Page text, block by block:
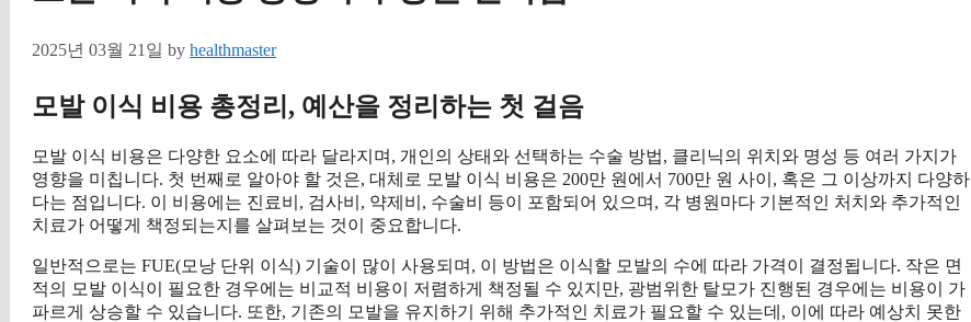
2025년 03월 21일 by healthmaster
모발 이식 비용 총정리, 예산을 정리하는 첫 걸음
모발 이식 비용은 다양한 요소에 따라 달라지며, 개인의 상태와 선택하는 수술 방법, 클리닉의 위치와 명성 등 여러 가지가
영향을 미칩니다. 첫 번째로 알아야 할 것은, 대체로 모발 이식 비용은 200만 원에서 700만 원 사이, 혹은 그 이상까지 다양하
다는 점입니다. 이 비용에는 진료비, 검사비, 약제비, 수술비 등이 포함되어 있으며, 각 병원마다 기본적인 처치와 추가적인
치료가 어떻게 책정되는지를 살펴보는 것이 중요합니다.
일반적으로는 FUE(모낭 단위 이식) 기술이 많이 사용되며, 이 방법은 이식할 모발의 수에 따라 가격이 결정됩니다. 작은 면
적의 모발 이식이 필요한 경우에는 비교적 비용이 저렴하게 책정될 수 있지만, 광범위한 탈모가 진행된 경우에는 비용이 가
파르게 상승할 수 있습니다. 또한, 기존의 모발을 유지하기 위해 추가적인 치료가 필요할 수 있는데, 이에 따라 예상치 못한